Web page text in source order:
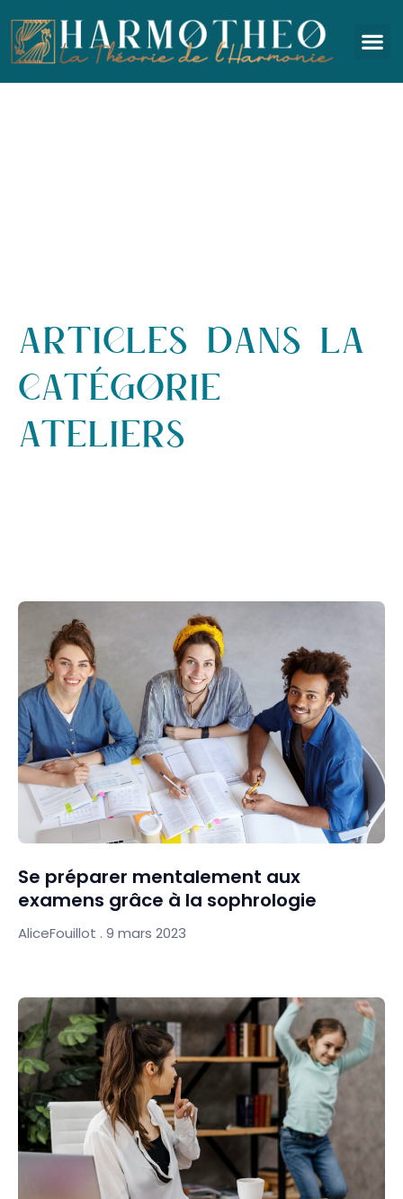
ARTICLES DANS LA
CATÉGORIE
ATELIERS
Se préparer mentalement aux
examens grâce à la sophrologie
AliceFouillot 9 mars 2023